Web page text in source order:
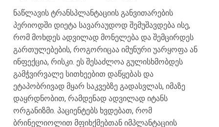
ნაწლავის ტრანსპლანტაციის განვითარების
პერიოდში დიეტა სავარაუდოდ შემუშავდება ისე,
რომ მოხდეს ადვილად მონელება და შემცირდეს
გართულებების, როგორიცაა იმუნური უარყოფა ან
ინფექცია, რისკი. ეს შესაძლოა გულისხმობდეს
გამჭვირვალე სითხეებით დაწყებას და
ეტაპობრივად მყარ საკვებზე გადასვლას, იმაზე
დაყრდნობით, რამდენად ადვილად იტანს
ორგანიზმი. პაციენტებს ხვდებათ, რომ
ბრინელიოლით მფიხქმებთან იმპლანტაციის